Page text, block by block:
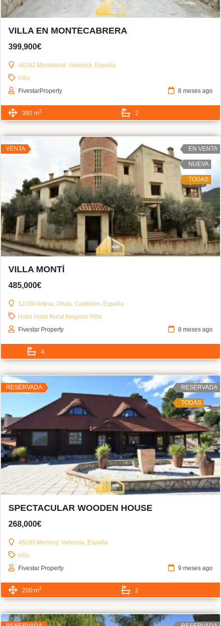
VILLA EN MONTECABRERA
399,900€
46192 Montserrat, Valencia, España
Villa
FivestarProperty
8 meses ago
392 m2 2
VENTA EN VENTA
NUEVA
TODAS
VILLA MONTÍ
485,000€
12200 Artesa, Onda, Castellón, España
Hotel Hotel Rural Negocio Villa
Fivestar Property
8 meses ago
4
RESERVADA RESERVADA
TODAS
SPECTACULAR WOODEN HOUSE
268,000€
46193 Montroy, Valencia, España
Villa
Fivestar Property
9 meses ago
200 m2 2